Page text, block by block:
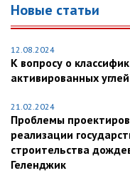
Новые статьи
12.08.2024
К вопросу о
активированных углей
21.02.2024
Проблемы
реализации
строительства
Геленджик